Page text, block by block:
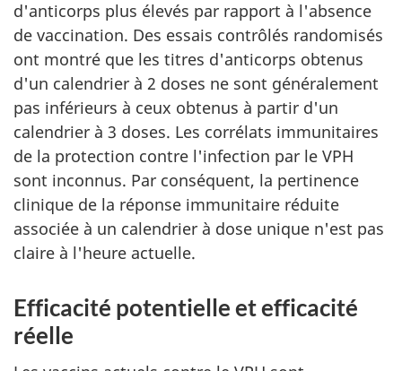
d'anticorps plus élevés par rapport à l'absence
de vaccination. Des essais contrôlés randomisés
ont montré que les titres d'anticorps obtenus
d'un calendrier à 2 doses ne sont généralement
pas inférieurs à ceux obtenus à partir d'un
calendrier à 3 doses. Les corrélats immunitaires
de la protection contre l'infection par le VPH
sont inconnus. Par conséquent, la pertinence
clinique de la réponse immunitaire réduite
associée à un calendrier à dose unique n'est pas
claire à l'heure actuelle.
Efficacité potentielle et efficacité
réelle